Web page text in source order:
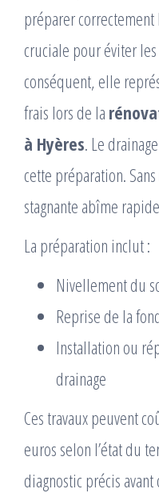
préparer
cruciale pour éviter
conséquent, elle
frais lors de la
à Hyères. Le
cette préparation.
stagnante abîme
La préparation inclut :
Nivellement du
Reprise de la
Installation ou
drainage
Ces travaux peuvent
euros selon l’état du
diagnostic précis avant